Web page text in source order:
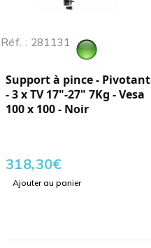
Réf. : 281131
Support à pince - Pivotant
- 3 x TV 17"-27" 7Kg - Vesa
100 x 100 - Noir
318,30€
Ajouter au panier